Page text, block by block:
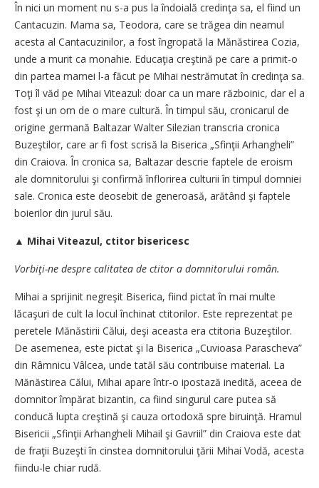
În nici un moment nu s-a pus la îndoială credinţa sa, el fiind un
Cantacuzin. Mama sa, Teodora, care se trăgea din neamul
acesta al Cantacuzinilor, a fost îngropată la Mănăstirea Cozia,
unde a murit ca monahie. Educaţia creştină pe care a primit-o
din partea mamei l-a făcut pe Mihai nestrămutat în credinţa sa.
Toţi îl văd pe Mihai Viteazul: doar ca un mare războinic, dar el a
fost şi un om de o mare cultură. În timpul său, cronicarul de
origine germană Baltazar Walter Silezian transcria cronica
Buzeştilor, care ar fi fost scrisă la Biserica „Sfinţii Arhangheli”
din Craiova. În cronica sa, Baltazar descrie faptele de eroism
ale domnitorului şi confirmă înflorirea culturii în timpul domniei
sale. Cronica este deosebit de generoasă, arătând şi faptele
boierilor din jurul său.
▲ Mihai Viteazul, ctitor bisericesc
Vorbiţi-ne despre calitatea de ctitor a domnitorului român.
Mihai a sprijinit negreşit Biserica, fiind pictat în mai multe
lăcaşuri de cult la locul închinat ctitorilor. Este reprezentat pe
peretele Mănăstirii Călui, deşi aceasta era ctitoria Buzeştilor.
De asemenea, este pictat şi la Biserica „Cuvioasa Parascheva”
din Râmnicu Vâlcea, unde tatăl său contribuise material. La
Mănăstirea Călui, Mihai apare într-o ipostază inedită, aceea de
domnitor împărat bizantin, ca fiind singurul care putea să
conducă lupta creştină şi cauza ortodoxă spre biruinţă. Hramul
Bisericii „Sfinţii Arhangheli Mihail şi Gavriil” din Craiova este dat
de fraţii Buzeşti în cinstea domnitorului ţării Mihai Vodă, acesta
fiindu-le chiar rudă.